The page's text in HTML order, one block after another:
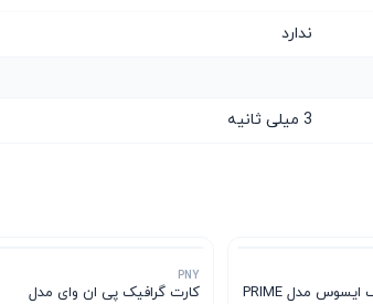
ندارد
3 میلی ثانیه
کارت گرافیک ایسوس مدل PRIME
PNY
کارت گرافیک پی ان وای مدل